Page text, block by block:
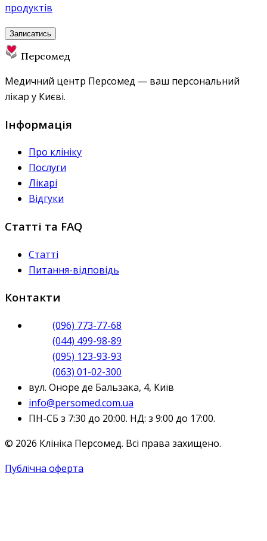
продуктів
Записатись
Персомед
Медичний центр Персомед — ваш персональний
лікар у Києві.
Інформація
Про клініку
Послуги
Лікарі
Відгуки
Статті та FAQ
Статті
Питання-відповідь
Контакти
(096) 773-77-68
(044) 499-98-89
(095) 123-93-93
(063) 01-02-300
вул. Оноре де Бальзака, 4, Київ
info@persomed.com.ua
ПН-СБ з 7:30 до 20:00. НД: з 9:00 до 17:00.
© 2026 Клініка Персомед. Всі права захищено.
Публічна оферта